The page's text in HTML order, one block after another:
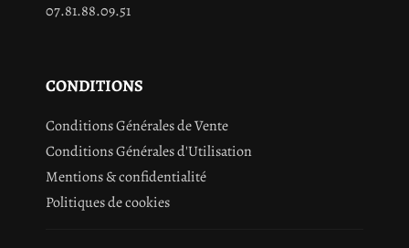
07.81.88.09.51
CONDITIONS
Conditions Générales de Vente
Conditions Générales d'Utilisation
Mentions & confidentialité
Politiques de cookies